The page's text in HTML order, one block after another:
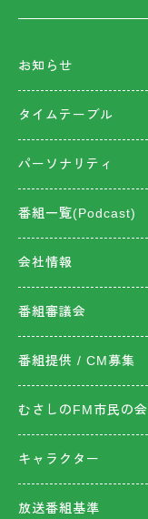
お知らせ
タイムテーブル
パーソナリティ
番組一覧(Podcast)
会社情報
番組審議会
番組提供 / CM募集
むさしのFM市民の会
キャラクター
放送番組基準